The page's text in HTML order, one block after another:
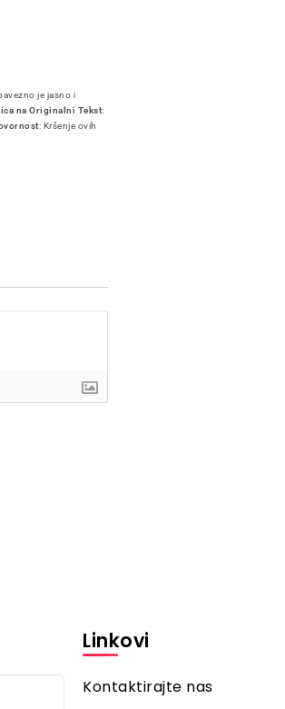
je jasno i
na Originalni Tekst:
: Kršenje ovih
Linkovi
Kontaktirajte nas